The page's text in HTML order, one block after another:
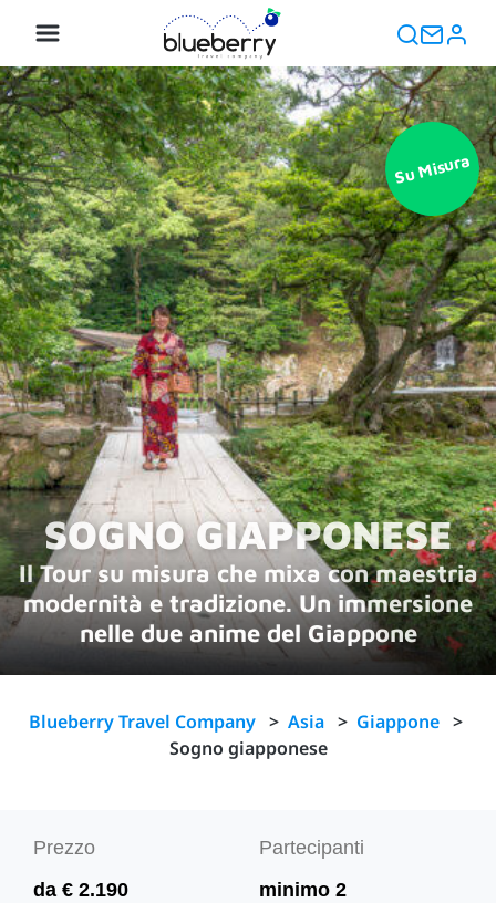
Su Misura
SOGNO GIAPPONESE
Il Tour su misura che mixa con maestria
modernità e tradizione. Un immersione
nelle due anime del Giappone
Blueberry Travel Company > Asia > Giappone >
Sogno giapponese
Prezzo
da € 2.190
Partecipanti
minimo 2